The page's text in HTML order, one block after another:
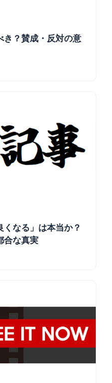
き？賛成・反対の意
くなる」は本当か？
合な真実